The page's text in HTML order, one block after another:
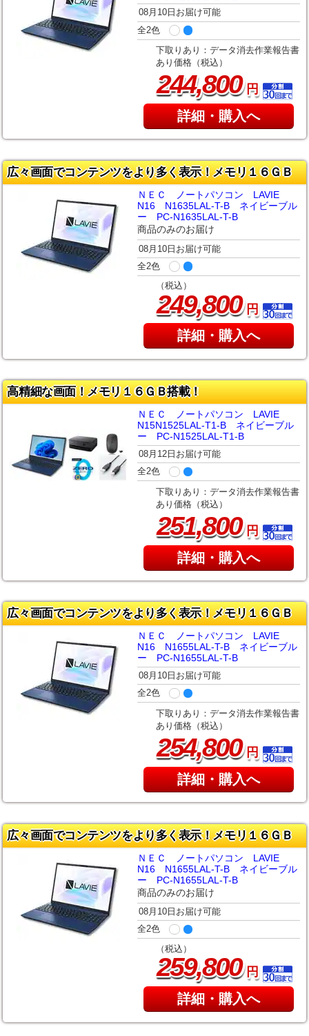
08月10日お届け可能
全2色
下取りあり：データ消去作業報告書
あり価格（税込）
244,800円
詳細・購入へ
広々画面でコンテンツをより多く表示！メモリ１６ＧＢ
ＮＥＣ ノートパソコン LAVIE
N16 N1635LAL-T-B ネイビーブル
ー PC-N1635LAL-T-B
商品のみのお届け
08月10日お届け可能
全2色
（税込）
249,800円
詳細・購入へ
高精細な画面！メモリ１６ＧＢ搭載！
ＮＥＣ ノートパソコン LAVIE
N15N1525LAL-T1-B ネイビーブル
ー PC-N1525LAL-T1-B
08月12日お届け可能
全2色
下取りあり：データ消去作業報告書
あり価格（税込）
251,800円
詳細・購入へ
広々画面でコンテンツをより多く表示！メモリ１６ＧＢ
ＮＥＣ ノートパソコン LAVIE
N16 N1655LAL-T-B ネイビーブル
ー PC-N1655LAL-T-B
08月10日お届け可能
全2色
下取りあり：データ消去作業報告書
あり価格（税込）
254,800円
詳細・購入へ
広々画面でコンテンツをより多く表示！メモリ１６ＧＢ
ＮＥＣ ノートパソコン LAVIE
N16 N1655LAL-T-B ネイビーブル
ー PC-N1655LAL-T-B
商品のみのお届け
08月10日お届け可能
全2色
（税込）
259,800円
詳細・購入へ